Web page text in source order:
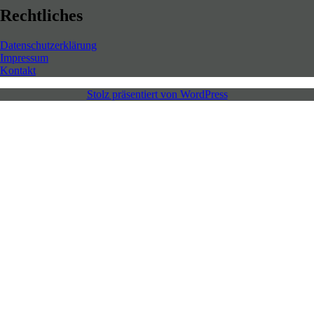
Rechtliches
Datenschutzerklärung
Impressum
Kontakt
Stolz präsentiert von WordPress